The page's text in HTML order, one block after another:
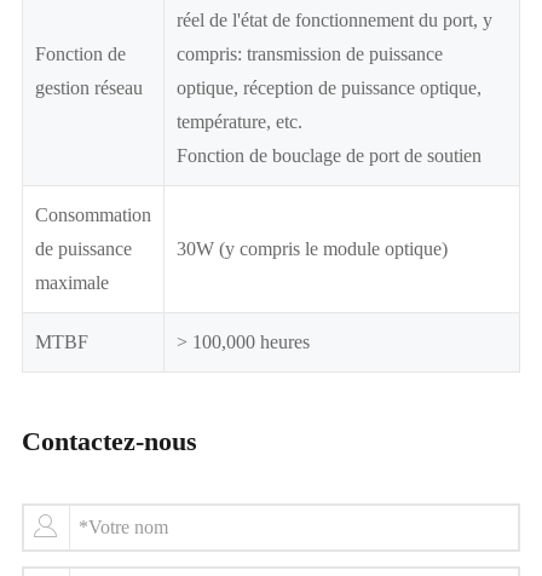
Fonction de
gestion réseau
réel de l'état de fonctionnement du port, y
compris: transmission de puissance
optique, réception de puissance optique,
température, etc.
Fonction de bouclage de port de soutien
Consommation
de puissance
maximale
30W (y compris le module optique)
MTBF > 100,000 heures
Contactez-nous